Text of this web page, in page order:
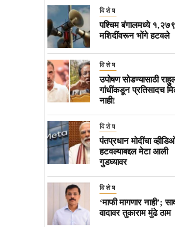
विशेष
पश्चिम बंगालमध्ये १,२७९
मशिदींवरून भोंगे हटवले
विशेष
उपोषण सोडण्यासाठी
गांधींकडून प्रतिसादच
नाही!
विशेष
पंतप्रधान मोदींचा
हटवल्याबद्दल मेटा आली
गुडघ्यावर
विशेष
‘माफी मागणार नाही’;
वादावर तुकाराम मुंढे ठाम